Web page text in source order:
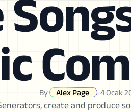
By Alex Page · 4 Ocak
create and produce